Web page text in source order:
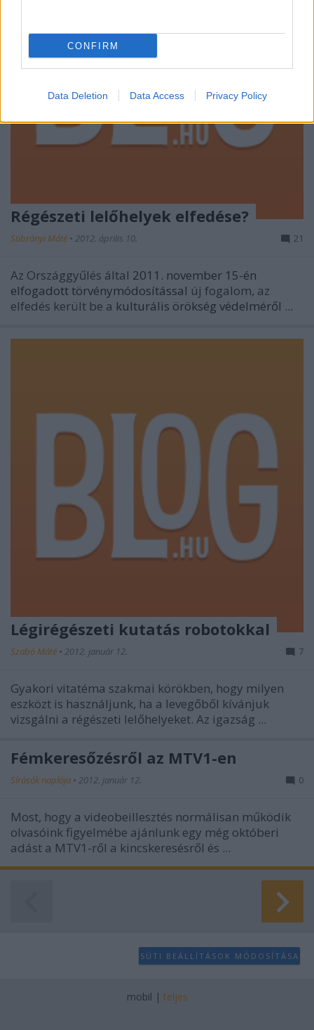
CONFIRM
Data Deletion Data Access Privacy Policy
Régészeti lelőhelyek elfedése?
Stibrányi Máté • 2012. április 10. 21
Az Országgyűlés által 2011. november 15-én
elfogadott törvénymódosítással új fogalom, az
elfedés került be a kulturális örökség védelméről ...
Légirégészeti kutatás robotokkal
Szabó Máté • 2012. január 12. 7
Gyakori vitatéma szakmai körökben, hogy milyen
eszközt is használjunk, ha a levegőből kívánjuk
vizsgálni a régészeti lelőhelyeket. Az igazság ...
Fémkeresőzésről az MTV1-en
Sírásók naplója • 2012. január 12. 0
Most, hogy a videobeillesztés normálisan működik
olvasóink figyelmébe ajánlunk egy még októberi
adást a MTV1-ről a kincskeresésről és ...
SÜTI BEÁLLÍTÁSOK MÓDOSÍTÁSA
mobil | teljes